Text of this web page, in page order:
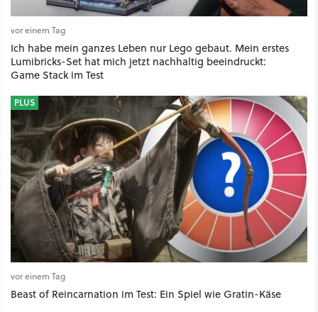
vor einem Tag
Ich habe mein ganzes Leben nur Lego gebaut. Mein erstes
Lumibricks-Set hat mich jetzt nachhaltig beeindruckt:
Game Stack im Test
PLUS
vor einem Tag
Beast of Reincarnation im Test: Ein Spiel wie Gratin-Käse